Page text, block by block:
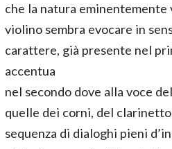
che la natura eminentemente
violino sembra evocare in
carattere, già presente nel
accentua
nel secondo dove alla voce
quelle dei corni, del
sequenza di dialoghi pieni